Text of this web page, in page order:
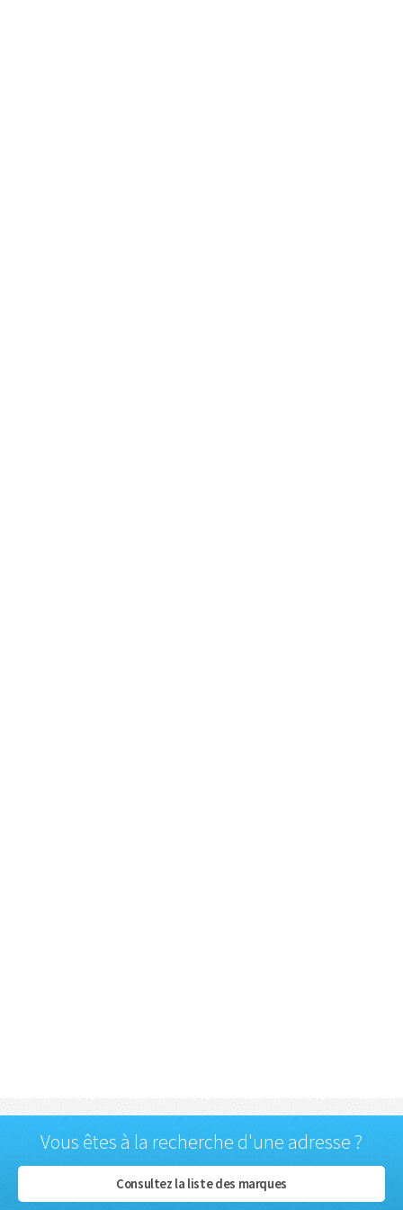
Vous êtes à la recherche d'une adresse ?
Consultez la liste des marques